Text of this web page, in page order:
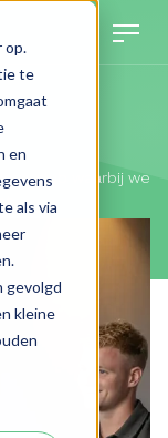
op.
te
en
als via
gevolgd
kleine
club waarbij we